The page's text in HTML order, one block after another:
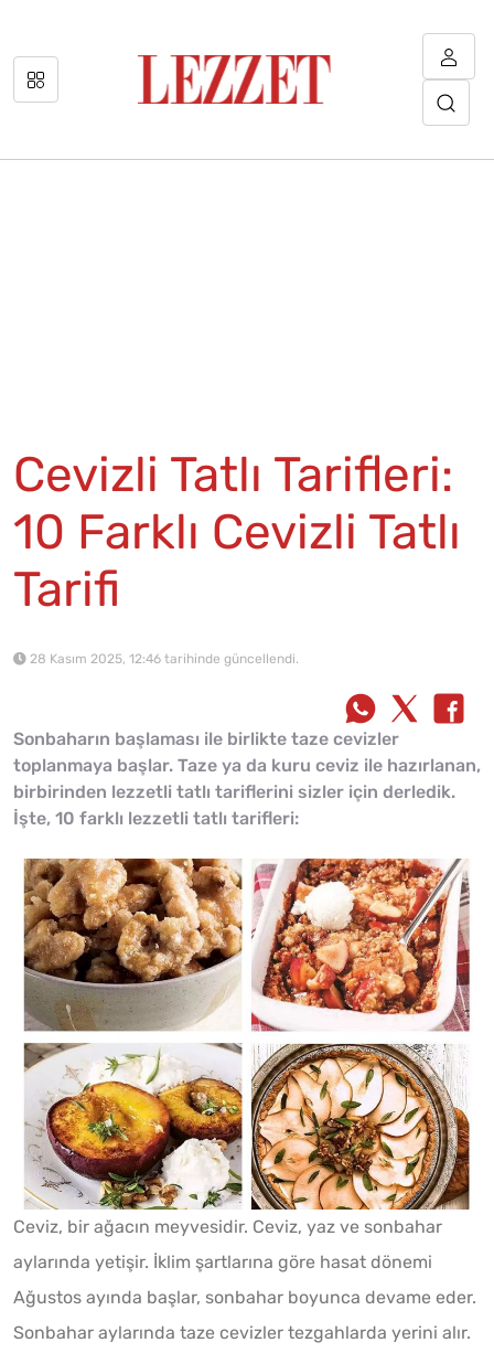
Cevizli Tatlı Tarifleri:
10 Farklı Cevizli Tatlı
Tarifi
28 Kasım 2025, 12:46 tarihinde güncellendi.
Sonbaharın başlaması ile birlikte taze cevizler
toplanmaya başlar. Taze ya da kuru ceviz ile hazırlanan,
birbirinden lezzetli tatlı tariflerini sizler için derledik.
İşte, 10 farklı lezzetli tatlı tarifleri:
Ceviz, bir ağacın meyvesidir. Ceviz, yaz ve sonbahar
aylarında yetişir. İklim şartlarına göre hasat dönemi
Ağustos ayında başlar, sonbahar boyunca devame eder.
Sonbahar aylarında taze cevizler tezgahlarda yerini alır.